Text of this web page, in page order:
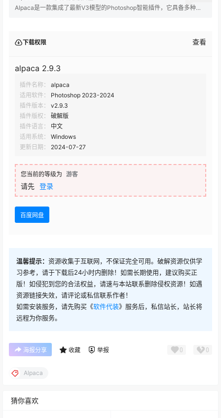
Alpaca是一款集成了最新V3模型的Photoshop智能插件，它具备多种功
的PS插件允许…
下载权限 查看
alpaca 2.9.3
插件名称：
alpaca
适用软件：
Photoshop 2023-2024
插件版本：
v2.9.3
插件版权：
破解版
插件语言：
中文
适用系统：
Windows
更新日期：
2024-07-27
您当前的等级为 游客
请先 登录
百度网盘
温馨提示： 资源收集于互联网，不保证完全可用。破解资源仅供学
习参考，请于下载后24小时内删除！如需长期使用，建议购买正
版！如侵犯到您的合法权益，请速与本站联系删除侵权资源！如遇
资源链接失效，请评论或私信联系作者！
如需安装服务，请先购买《软件代装》服务后，私信站长，站长将
远程为你服务。
海报分享 收藏 举报 0 0
Alpaca
猜你喜欢